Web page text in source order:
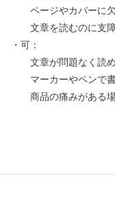
ページやカバーに欠
文章を読むのに支障
・可：
文章が問題なく読め
マーカーやペンで書
商品の痛みがある場